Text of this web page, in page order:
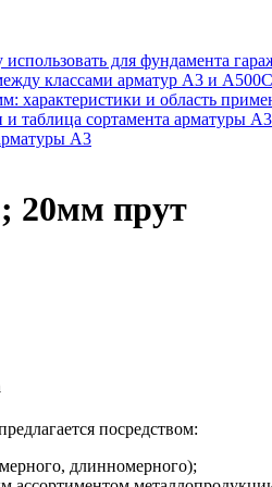
для фундамента
классами арматур А3 и А500С
характеристики и область
и таблица сортамента арматуры А3
А3
20мм прут
посредством:
длинномерного);